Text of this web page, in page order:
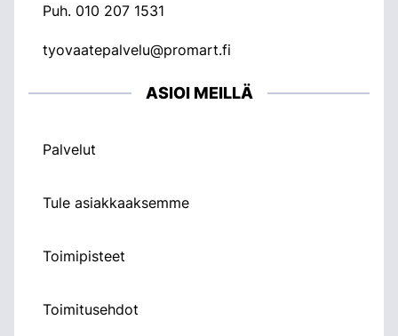
Puh. 010 207 1531
tyovaatepalvelu@promart.fi
ASIOI MEILLÄ
Palvelut
Tule asiakkaaksemme
Toimipisteet
Toimitusehdot